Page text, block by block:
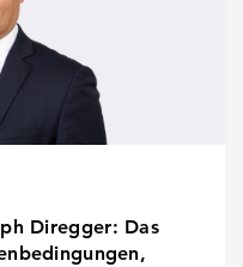
Diregger: Das